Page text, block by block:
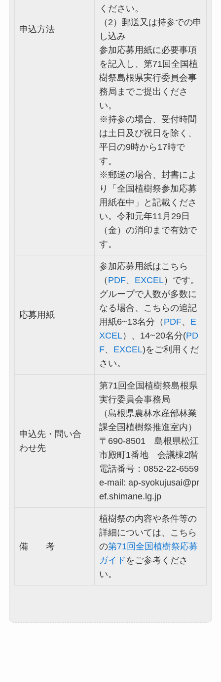
申込方法
ください。
（2）郵送又は持参での申
し込み
参加応募用紙に必要事項
を記入し、第71回全国植
樹祭島根県実行委員会事
務局までご提出くださ
い。
※持参の場合、受付時間
は土日及び祝日を除く、
平日の9時から17時で
す。
※郵送の場合、封書によ
り「全国植樹祭参加応募
用紙在中」と記載くださ
い。令和元年11月29日
（金）の消印まで有効で
す。
応募用紙
参加応募用紙はこちら
（ PDF、 EXCEL）です。
グループで人数が多数に
なる場合、こちらの追記
用紙6~13名分（ PDF、 E
XCEL）、14~20名分(PD
F、 EXCEL)をご利用くだ
さい。
申込先・問い合
わせ先
第71回全国植樹祭島根県
実行委員会事務局
（島根県農林水産部林業
課全国植樹祭推進室内）
〒690-8501 島根県松江
市殿町1番地 会議棟2階
電話番号：0852-22-6559
e-mail: ap-syokujusai@pr
ef.shimane.lg.jp
備 考
植樹祭の内容や条件等の
詳細については、こちら
の第71回全国植樹祭応募
ガイド をご参考くださ
い。